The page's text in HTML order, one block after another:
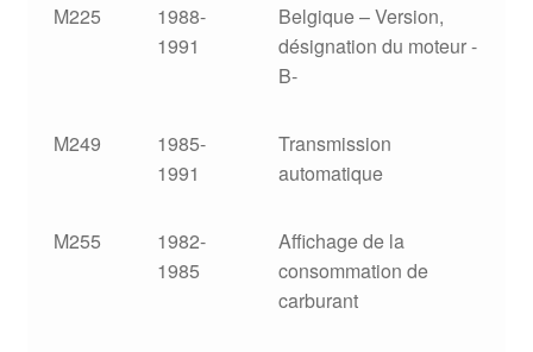
M225
1988-
1991
Belgique – Version,
désignation du moteur -
B-
M249
1985-
1991
Transmission
automatique
M255
1982-
1985
Affichage de la
consommation de
carburant